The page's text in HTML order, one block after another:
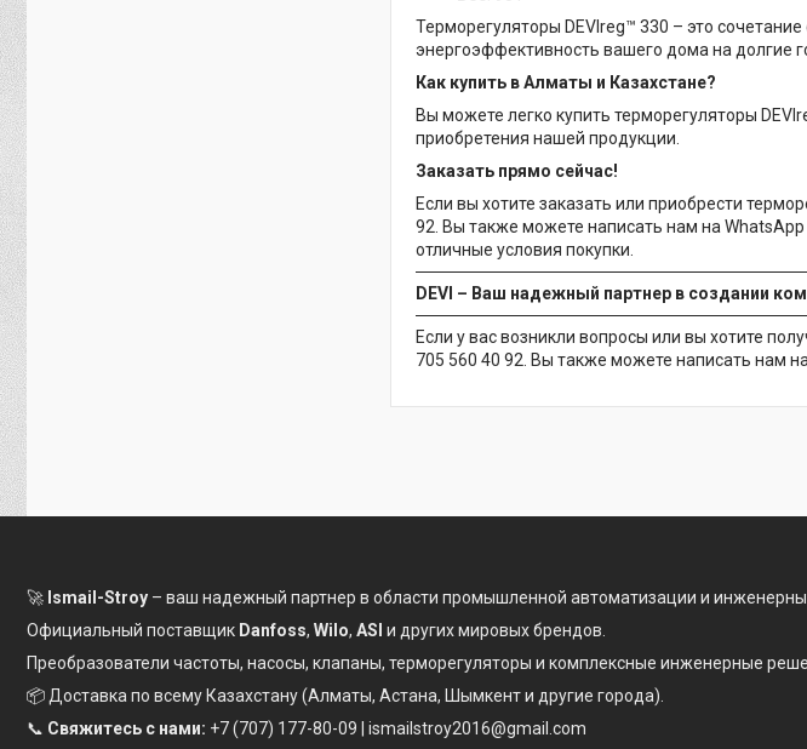
Терморегуляторы DEVIreg™ 330 – это
энергоэффективность вашего дома на долгие
Как купить в Алматы и Казахстане?
Вы можете легко купить терморегуляторы
приобретения нашей продукции.
Заказать прямо сейчас!
Если вы хотите заказать или приобрести
92. Вы также можете написать нам на
отличные условия покупки.
DEVI – Ваш надежный партнер в создании
Если у вас возникли вопросы или вы хотите
705 560 40 92. Вы также можете написать нам
🚀 Ismail-Stroy – ваш надежный партнер в области промышленной автоматизации и
Официальный поставщик Danfoss, Wilo, ASI и других мировых брендов.
Преобразователи частоты, насосы, клапаны, терморегуляторы и комплексные инженерные
📦 Доставка по всему Казахстану (Алматы, Астана, Шымкент и другие города).
📞 Свяжитесь с нами: +7 (707) 177-80-09 | ismailstroy2016@gmail.com